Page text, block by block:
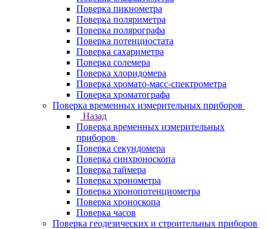
Поверка пикнометра
Поверка поляриметра
Поверка полярографа
Поверка потенциостата
Поверка сахариметра
Поверка солемера
Поверка хлоридомера
Поверка хромато-масс-спектрометра
Поверка хроматографа
Поверка временных измерительных приборов
Назад
Поверка временных измерительных
приборов
Поверка секундомера
Поверка синхроноскопа
Поверка таймера
Поверка хронометра
Поверка хронопотенциометра
Поверка хроноскопа
Поверка часов
Поверка геодезических и строительных приборов